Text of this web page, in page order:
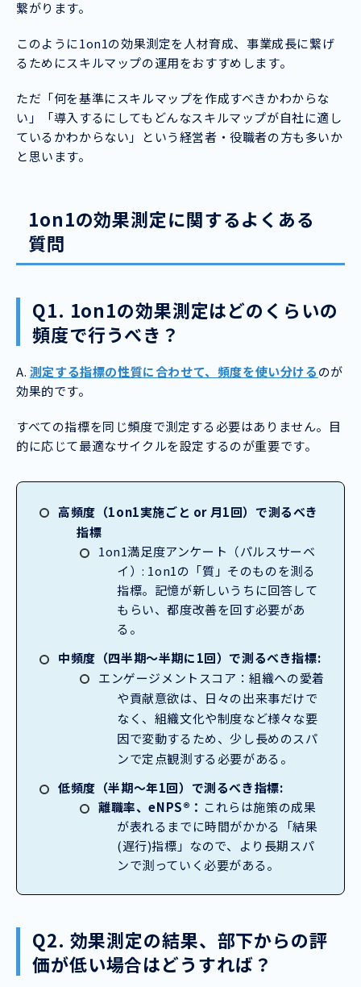
繋がります。
このように1on1の効果測定を人材育成、事業成長に繋げ
るためにスキルマップの運用をおすすめします。
ただ「何を基準にスキルマップを作成すべきかわからな
い」「導入するにしてもどんなスキルマップが自社に適し
ているかわからない」という経営者・役職者の方も多いか
と思います。
1on1の効果測定に関するよくある
質問
Q1. 1on1の効果測定はどのくらいの
頻度で行うべき？
A. 測定する指標の性質に合わせて、頻度を使い分けるのが
効果的です。
すべての指標を同じ頻度で測定する必要はありません。目
的に応じて最適なサイクルを設定するのが重要です。
高頻度（1on1実施ごと or 月1回）で測るべき
指標
1on1満足度アンケート（パルスサーベ
イ）: 1on1の「質」そのものを測る
指標。記憶が新しいうちに回答して
もらい、都度改善を回す必要があ
る。
中頻度（四半期〜半期に1回）で測るべき指標:
エンゲージメントスコア：組織への愛着
や貢献意欲は、日々の出来事だけで
なく、組織文化や制度など様々な要
因で変動するため、少し長めのスパ
ンで定点観測する必要がある。
低頻度（半期〜年1回）で測るべき指標:
離職率、eNPS®： これらは施策の成果
が表れるまでに時間がかかる「結果
(遅行)指標」なので、より長期スパ
ンで測っていく必要がある。
Q2. 効果測定の結果、部下からの評
価が低い場合はどうすれば？